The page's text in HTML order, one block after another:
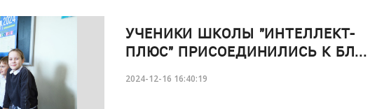
УЧЕНИКИ ШКОЛЫ "ИНТЕЛЛЕКТ-
ПЛЮС" ПРИСОЕДИНИЛИСЬ К БЛ...
2024-12-16 16:40:19